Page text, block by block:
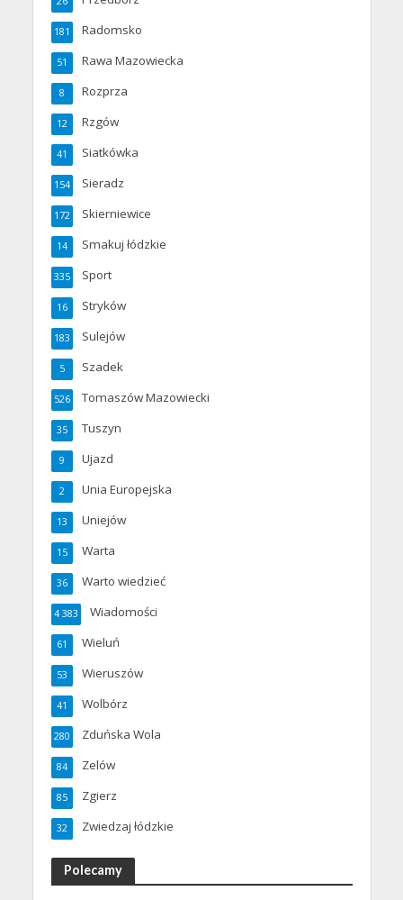
Radomsko
181
Rawa Mazowiecka
51
Rozprza
8
Rzgów
12
Siatkówka
41
Sieradz
154
Skierniewice
172
Smakuj łódzkie
14
Sport
335
Stryków
16
Sulejów
183
Szadek
5
Tomaszów Mazowiecki
526
Tuszyn
35
Ujazd
9
Unia Europejska
2
Uniejów
13
Warta
15
Warto wiedzieć
36
Wiadomości
4 383
Wieluń
61
Wieruszów
53
Wolbórz
41
Zduńska Wola
280
Zelów
84
Zgierz
85
Zwiedzaj łódzkie
32
Polecamy